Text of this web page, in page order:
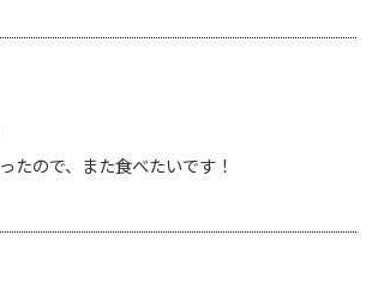
キー
リシー
マイアカウント
たので、また食べたいです！